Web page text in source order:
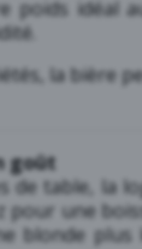
poids idéal
la bière
goût
de table, la
pour une
blonde plus